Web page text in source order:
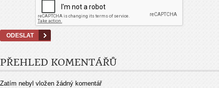
PŘEHLED KOMENTÁŘŮ
Zatím nebyl vložen žádný komentář